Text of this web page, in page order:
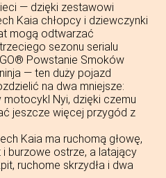
— dzięki zestawowi
Kaia chłopcy i dziewczynki
mogą odtwarzać
sezonu serialu
Powstanie Smoków
— ten duży pojazd
na dwa mniejsze:
motocykl Nyi, dzięki czemu
jeszcze więcej przygód z
Kaia ma ruchomą głowę,
i burzowe ostrze, a latający
ruchome skrzydła i dwa